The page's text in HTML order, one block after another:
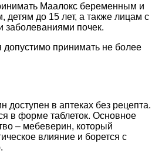
Маалокс беременным и
до 15 лет, а также лицам с
заболеваниями почек.
допустимо принимать не более
доступен в аптеках без рецепта.
в форме таблеток. Основное
– мебеверин, который
влияние и борется с